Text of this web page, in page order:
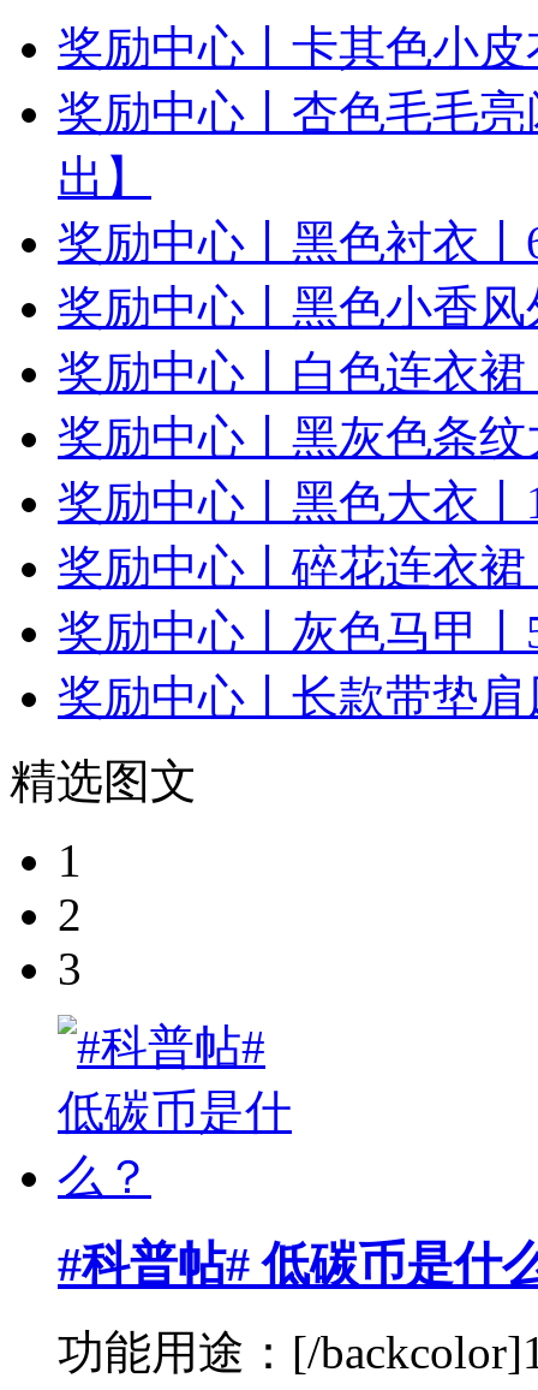
奖励中心丨卡其色小
奖励中心丨杏色毛毛
出】
奖励中心丨黑色衬衣
奖励中心丨黑色小香
奖励中心丨白色连衣
奖励中心丨黑灰色条
奖励中心丨黑色大衣
奖励中心丨碎花连衣
奖励中心丨灰色马甲
奖励中心丨长款带垫
精选图文
1
2
3
#科普帖# 低碳币是什
功能用途：[/